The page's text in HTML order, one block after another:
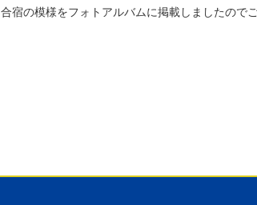
合宿の模様をフォトアルバムに掲載しましたので